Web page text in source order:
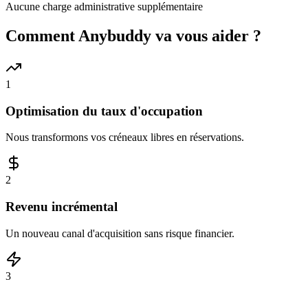
Aucune charge administrative supplémentaire
Comment Anybuddy va vous aider ?
1
Optimisation du taux d'occupation
Nous transformons vos créneaux libres en réservations.
2
Revenu incrémental
Un nouveau canal d'acquisition sans risque financier.
3